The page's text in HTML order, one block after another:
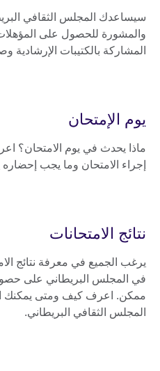
سيساعدك المجلس الثقافي
والمشورة للحصول على المؤهلات
المشاركة بالكتيبات الإرشادية
يوم الإمتحان
ماذا يحدث في يوم الامتحان؟
إجراء الامتحان وما يجب إحضاره
نتائج الامتحانات
يرغب الجميع في معرفة نتائج
في المجلس البريطاني على
ممكن. اعرف كيف ومتى يمكنك
المجلس الثقافي البريطاني.